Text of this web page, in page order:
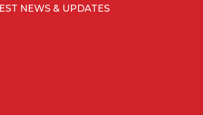
NEWS & UPDATES